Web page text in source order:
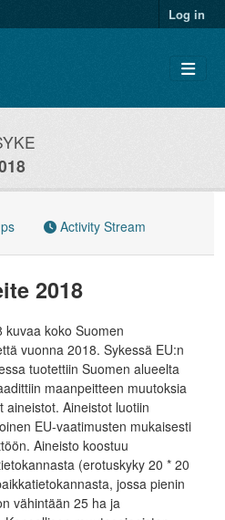
Log in
Activity Stream
2018
kuvaa koko Suomen
vuonna 2018. Sykessä EU:n
tuotettiin Suomen alueelta
maanpeitteen muutoksia
Aineistot luotiin
EU-vaatimusten mukaisesti
Aineisto koostuu
(erotuskyky 20 * 20
jossa pienin
vähintään 25 ha ja